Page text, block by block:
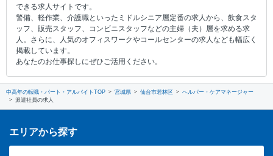
できる求人サイトです。
警備、軽作業、介護職といったミドルシニア層定番の求人から、飲食スタ
ッフ、販売スタッフ、コンビニスタッフなどの主婦（夫）層を求める求
人。さらに、人気のオフィスワークやコールセンターの求人なども幅広く
掲載しています。
あなたのお仕事探しにぜひご活用ください。
中高年の転職・パート・アルバイトTOP 宮城県 仙台市若林区
ヘルパー・ケアマネージャー
派遣社員の求人
エリアから探す